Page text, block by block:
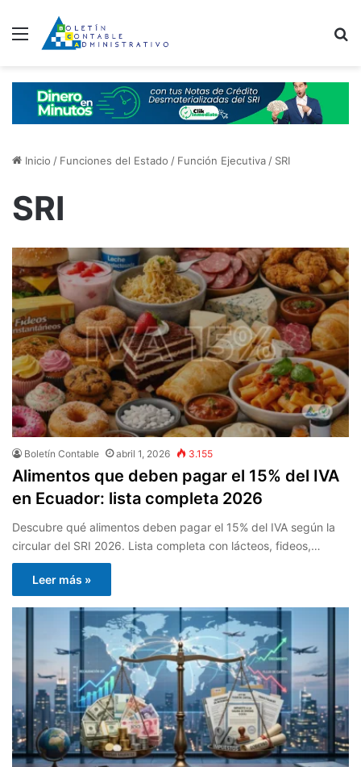
Menú
Inicio / Funciones del Estado / Función Ejecutiva / SRI
SRI
Boletín Contable abril 1, 2026 3.155
Alimentos que deben pagar el 15% del IVA
en Ecuador: lista completa 2026
Descubre qué alimentos deben pagar el 15% del IVA según la
circular del SRI 2026. Lista completa con lácteos, fideos,…
Leer más »